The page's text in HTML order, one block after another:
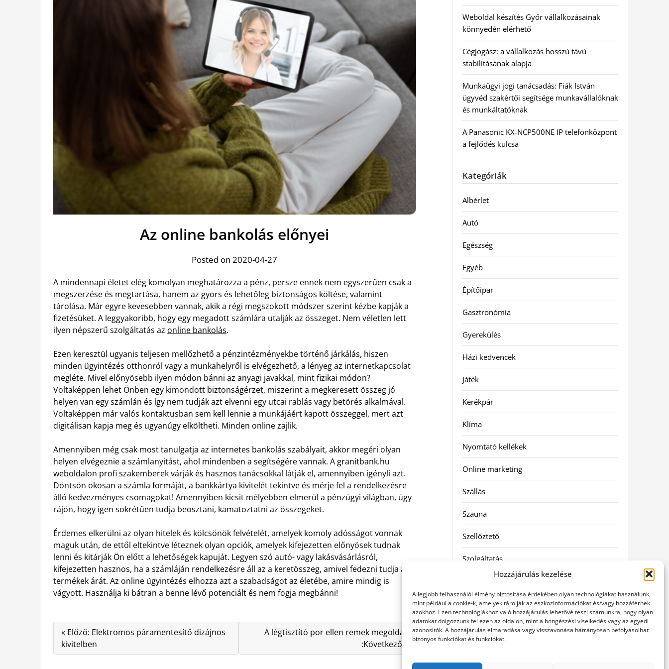
Hozzájárulás kezelése
A legjobb felhasználói élmény biztosítása érdekében olyan technológiákat használunk,
mint például a cookie-k, amelyek tárolják az eszközinformációkat és/vagy hozzáférnek
azokhoz. Ezen technológiákhoz való hozzájárulás lehetővé teszi számunkra, hogy olyan
adatokat dolgozzunk fel ezen az oldalon, mint a böngészési viselkedés vagy az egyedi
azonosítók. A hozzájárulás elmaradása vagy visszavonása hátrányosan befolyásolhat
bizonyos funkciókat és funkciókat.
Az online bankolás előnyei
Posted on 2020-04-27
A mindennapi életet elég komolyan meghatározza a pénz, persze ennek nem egyszerűen csak a
megszerzése és megtartása, hanem az gyors és lehetőleg biztonságos költése, valamint
tárolása. Már egyre kevesebben vannak, akik a régi megszokott módszer szerint kézbe kapják a
fizetésüket. A leggyakoribb, hogy egy megadott számlára utalják az összeget. Nem véletlen lett
ilyen népszerű szolgáltatás az online bankolás.
Ezen keresztül ugyanis teljesen mellőzhető a pénzintézményekbe történő járkálás, hiszen
minden ügyintézés otthonról vagy a munkahelyről is elvégezhető, a lényeg az internetkapcsolat
megléte. Mivel előnyösebb ilyen módon bánni az anyagi javakkal, mint fizikai módon?
Voltaképpen lehet Önben egy kimondott biztonságérzet, miszerint a megkeresett összeg jó
helyen van egy számlán és így nem tudják azt elvenni egy utcai rablás vagy betörés alkalmával.
Voltaképpen már valós kontaktusban sem kell lennie a munkájáért kapott összeggel, mert azt
digitálisan kapja meg és ugyanúgy elköltheti. Minden online zajlik.
Amennyiben még csak most tanulgatja az internetes bankolás szabályait, akkor megéri olyan
helyen elvégeznie a számlanyitást, ahol mindenben a segítségére vannak. A granitbank.hu
weboldalon profi szakemberek várják és hasznos tanácsokkal látják el, amennyiben igényli azt.
Döntsön okosan a számla formáját, a bankkártya kivitelét tekintve és mérje fel a rendelkezésre
álló kedvezményes csomagokat! Amennyiben kicsit mélyebben elmerül a pénzügyi világban, úgy
rájön, hogy igen sokrétűen tudja beosztani, kamatoztatni az összegeket.
Érdemes elkerülni az olyan hitelek és kölcsönök felvételét, amelyek komoly adósságot vonnak
maguk után, de ettől eltekintve léteznek olyan opciók, amelyek kifejezetten előnyösek tudnak
lenni és kitárják Ön előtt a lehetőségek kapuját. Legyen szó autó- vagy lakásvásárlásról,
kifejezetten hasznos, ha a számláján rendelkezésre áll az a keretösszeg, amivel fedezni tudja a
termékek árát. Az online ügyintézés elhozza azt a szabadságot az életébe, amire mindig is
vágyott. Használja ki bátran a benne lévő potenciált és nem fogja megbánni!
« Előző: Elektromos páramentesítő dizájnos
kivitelben
A légtisztító por ellen remek megoldás
:Következő »
Weboldal készítés Győr vállalkozásainak
könnyedén elérhető
Cégjogász: a vállalkozás hosszú távú
stabilitásának alapja
Munkaügyi jogi tanácsadás: Fiák István
ügyvéd szakértői segítsége munkavállalóknak
és munkáltatóknak
A Panasonic KX-NCP500NE IP telefonközpont
a fejlődés kulcsa
Kategóriák
Albérlet
Autó
Egészség
Egyéb
Építőipar
Gasztronómia
Gyerekülés
Házi kedvencek
Játék
Kerékpár
Klíma
Nyomtató kellékek
Online marketing
Szállás
Szauna
Szellőztető
Szolgáltatás
Utazás
Vásárlás